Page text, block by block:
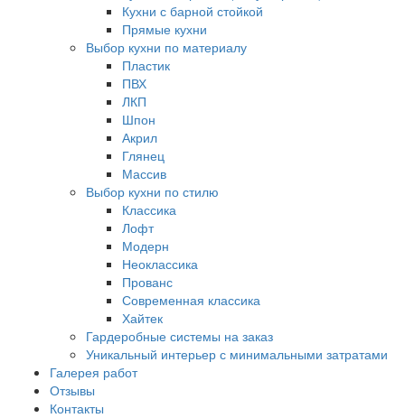
Кухни с барной стойкой
Прямые кухни
Выбор кухни по материалу
Пластик
ПВХ
ЛКП
Шпон
Акрил
Глянец
Массив
Выбор кухни по стилю
Классика
Лофт
Модерн
Неоклассика
Прованс
Современная классика
Хайтек
Гардеробные системы на заказ
Уникальный интерьер с минимальными затратами
Галерея работ
Отзывы
Контакты